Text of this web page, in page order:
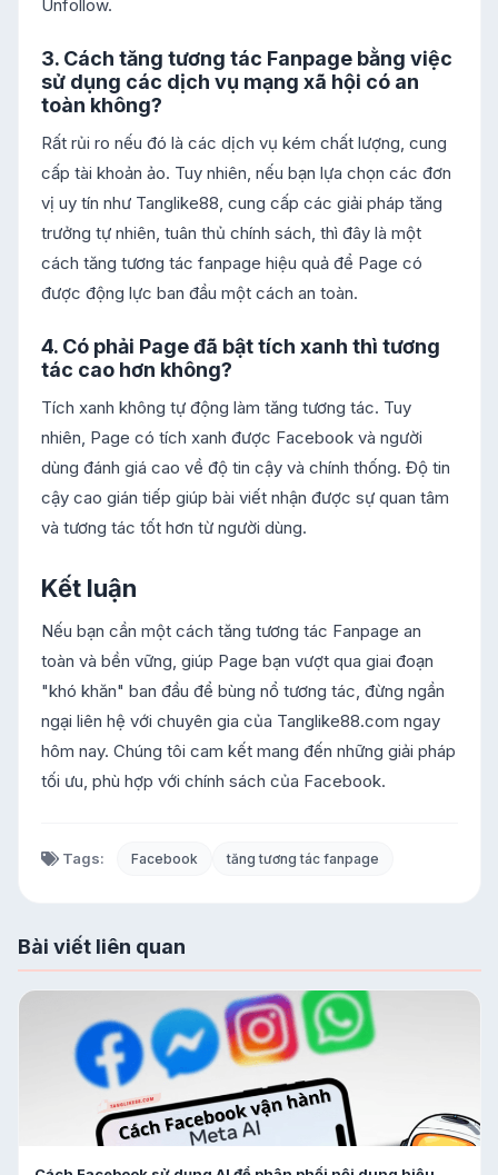
Unfollow.
3. Cách tăng tương tác Fanpage bằng việc
sử dụng các dịch vụ mạng xã hội có an
toàn không?
Rất rủi ro nếu đó là các dịch vụ kém chất lượng, cung
cấp tài khoản ảo. Tuy nhiên, nếu bạn lựa chọn các đơn
vị uy tín như Tanglike88, cung cấp các giải pháp tăng
trưởng tự nhiên, tuân thủ chính sách, thì đây là một
cách tăng tương tác fanpage hiệu quả để Page có
được động lực ban đầu một cách an toàn.
4. Có phải Page đã bật tích xanh thì tương
tác cao hơn không?
Tích xanh không tự động làm tăng tương tác. Tuy
nhiên, Page có tích xanh được Facebook và người
dùng đánh giá cao về độ tin cậy và chính thống. Độ tin
cậy cao gián tiếp giúp bài viết nhận được sự quan tâm
và tương tác tốt hơn từ người dùng.
Kết luận
Nếu bạn cần một cách tăng tương tác Fanpage an
toàn và bền vững, giúp Page bạn vượt qua giai đoạn
"khó khăn" ban đầu để bùng nổ tương tác, đừng ngần
ngại liên hệ với chuyên gia của Tanglike88.com ngay
hôm nay. Chúng tôi cam kết mang đến những giải pháp
tối ưu, phù hợp với chính sách của Facebook.
Tags: Facebook tăng tương tác fanpage
Bài viết liên quan